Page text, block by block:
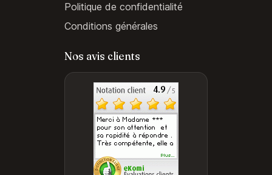
Politique de confidentialité
Conditions générales
Nos avis clients